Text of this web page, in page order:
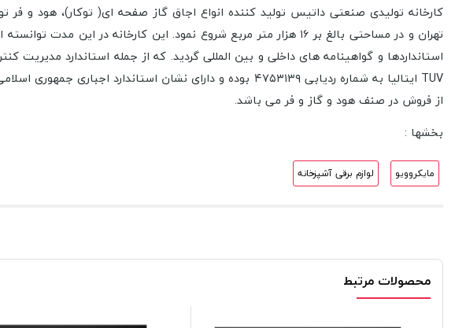
از فروش در صنف هود و گاز و فر می باشد.
بخشها :
مایکروویو لوازم برقی آشپزخانه
محصولات مرتبط